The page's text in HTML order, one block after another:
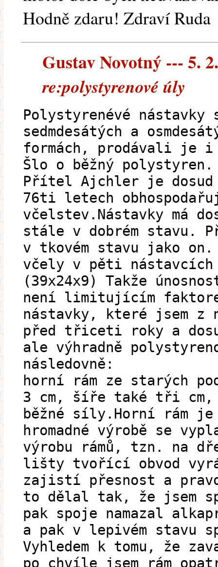
Hodně zdaru! Zdraví Ruda
Gustav Novotný --- 5.
re:polystyrenové úly
Polystyrenévé nástavky
sedmdesátých a
formách, prodávali je i
Šlo o běžný
Přítel Ajchler je dosud
76ti letech
včelstev.Nástavky má
stále v dobrém stavu.
v tkovém stavu jako on.
včely v pěti
(39x24x9) Takže
není limitujícím
nástavky, které jsem
před třiceti roky a
ale výhradně
následovně:
horní rám ze starých
3 cm, šíře také tři cm,
běžné síly.Horní rám
hromadné výrobě se
výrobu rámů, tzn. na
lišty tvořící obvod
zajistí přesnost a
to dělal tak, že jsem
pak spoje namazal
a pak v lepivém stavu
Vyhledem k tomu, že
po chvíle jsem rám